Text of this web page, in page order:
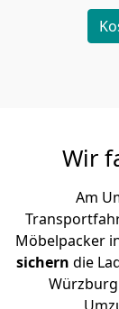
Wir
Am
Möbelpacker
sichern die